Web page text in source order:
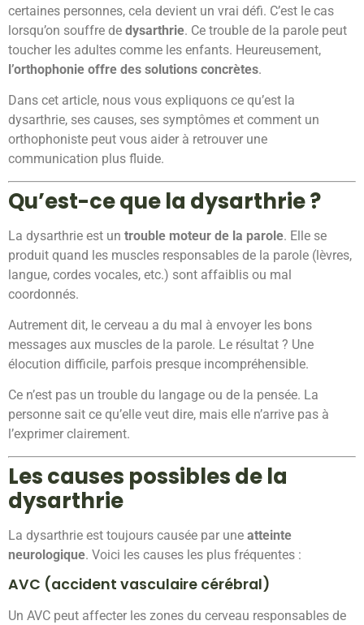
certaines personnes, cela devient un vrai défi. C’est le cas
lorsqu’on souffre de dysarthrie. Ce trouble de la parole peut
toucher les adultes comme les enfants. Heureusement,
l’orthophonie offre des solutions concrètes.
Dans cet article, nous vous expliquons ce qu’est la
dysarthrie, ses causes, ses symptômes et comment un
orthophoniste peut vous aider à retrouver une
communication plus fluide.
Qu’est-ce que la dysarthrie ?
La dysarthrie est un trouble moteur de la parole. Elle se
produit quand les muscles responsables de la parole (lèvres,
langue, cordes vocales, etc.) sont affaiblis ou mal
coordonnés.
Autrement dit, le cerveau a du mal à envoyer les bons
messages aux muscles de la parole. Le résultat ? Une
élocution difficile, parfois presque incompréhensible.
Ce n’est pas un trouble du langage ou de la pensée. La
personne sait ce qu’elle veut dire, mais elle n’arrive pas à
l’exprimer clairement.
Les causes possibles de la
dysarthrie
La dysarthrie est toujours causée par une atteinte
neurologique. Voici les causes les plus fréquentes :
AVC (accident vasculaire cérébral)
Un AVC peut affecter les zones du cerveau responsables de